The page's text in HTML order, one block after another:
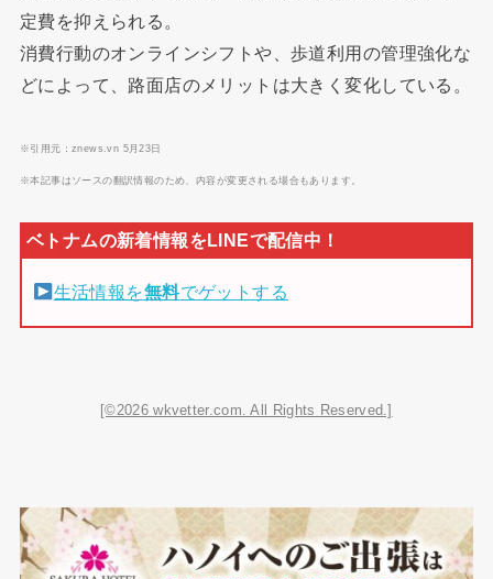
定費を抑えられる。
消費行動のオンラインシフトや、歩道利用の管理強化な
どによって、路面店のメリットは大きく変化している。
※引用元：znews.vn 5月23日
※本記事はソースの翻訳情報のため、内容が変更される場合もあります。
生活情報を無料でゲットする
[©2026 wkvetter.com. All Rights Reserved.]